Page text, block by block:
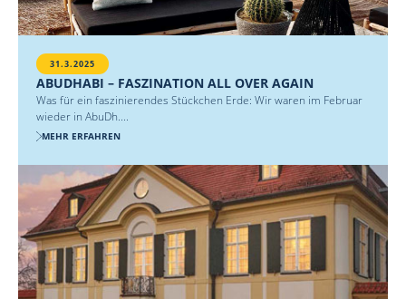
31.3.2025
ABUDHABI – FASZINATION ALL OVER AGAIN
Was für ein faszinierendes Stückchen Erde: Wir waren im Februar
wieder in AbuDh....
MEHR ERFAHREN